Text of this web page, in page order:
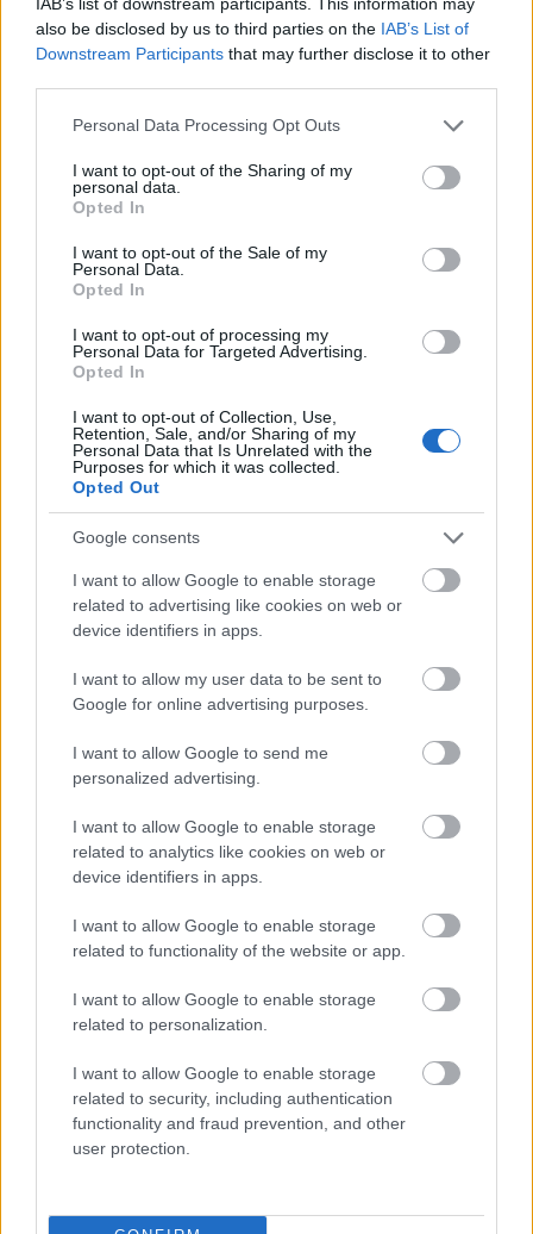
also be disclosed by us to third parties on the IAB’s List of
Downstream Participants that may further disclose it to other
Please note that this website/app uses one or more Google
not limited to your visit or usage behaviour. You may click to
grant or deny consent to Google and its third-party tags to
use your data for below specified purposes in below Google
consent section.
Personal Data Processing Opt Outs
I want to opt-out of the Sharing of my
personal data.
Opted In
I want to opt-out of the Sale of my
Personal Data.
Opted In
I want to opt-out of processing my
Personal Data for Targeted Advertising.
Opted In
I want to opt-out of Collection, Use,
Retention, Sale, and/or Sharing of my
Personal Data that Is Unrelated with the
Purposes for which it was collected.
Opted Out
Google consents
I want to allow Google to enable storage
related to advertising like cookies on web or
device identifiers in apps.
I want to allow my user data to be sent to
Google for online advertising purposes.
I want to allow Google to send me
personalized advertising.
I want to allow Google to enable storage
related to analytics like cookies on web or
device identifiers in apps.
I want to allow Google to enable storage
related to functionality of the website or app.
I want to allow Google to enable storage
related to personalization.
I want to allow Google to enable storage
related to security, including authentication
functionality and fraud prevention, and other
user protection.
xtlight
11 éve
Nagyon jó, szemléletes, plasztikus írás.
11 éve
Aranyos.
Azért gondolom a szerző nem reméli, hogy az írása
bármilyen meggyőző erővel bírna az asztrológiát
Van egyáltalán arra példa (valaki tud mondani
egyet), hogy valaki először őszintén úgy gondolta
(tudta, "hitte"?), hogy az asztrológia a valóságot leíró
tudományos módszer és egy ilyen vagy hasonló érv
arról győzte meg , hogy téved?
Karinthy-paradoxon
Tudományos áttörés
"A hangulati zavarok kialakulásában szerepet
játszhat a születés ideje, állítják magyar kutatók. A
megértésében és hatékonyabb gyógyításában –
állítják magyar kutatók.
A nyáron születettek között kicsivel több a gyors
a téliek között a depresszív